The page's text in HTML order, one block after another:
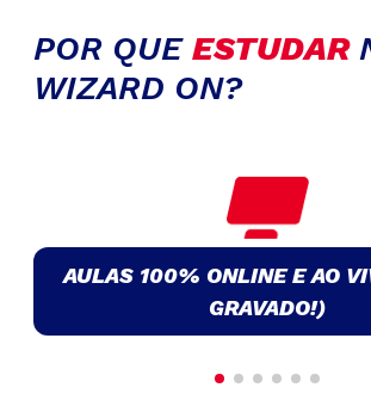
POR QUE ESTUDAR
WIZARD ON?
AULAS 100% ONLINE E AO
GRAVADO!)